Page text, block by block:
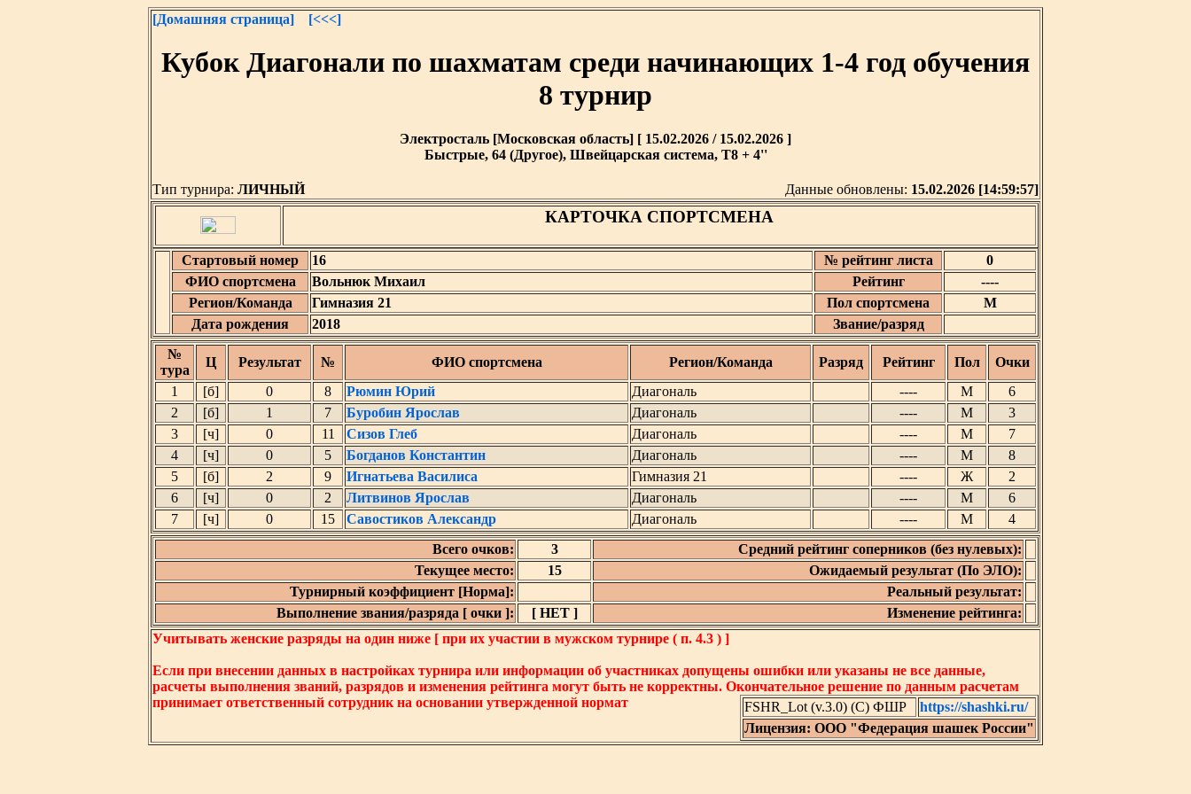
[Домашняя страница] [<<<]
Кубок Диагонали по шахматам среди начинающих 1-4 год обучения
8 турнир
Электросталь [Московская область] [ 15.02.2026 / 15.02.2026 ]
Быстрые, 64 (Другое), Швейцарская система, T8 + 4''
Тип турнира: ЛИЧНЫЙ Данные обновлены: 15.02.2026 [14:59:57]
КАРТОЧКА СПОРТСМЕНА
Стартовый номер 16 № рейтинг листа
0
ФИО спортсмена
Вольнюк Михаил Рейтинг
----
Регион/Команда
Гимназия 21 Пол спортсмена
М
Дата рождения
2018
Звание/разряд
№
тура
Ц Результат № ФИО спортсмена Регион/Команда Разряд Рейтинг Пол
Очки
1
[б] 0 8 Рюмин Юрий Диагональ ---- М
6
2
[б] 1 7 Буробин Ярослав Диагональ ---- М
3
3
[ч] 0 11 Сизов Глеб Диагональ ---- М
7
4
[ч] 0 5 Богданов Константин Диагональ ---- М
8
5
[б] 2 9 Игнатьева Василиса Гимназия 21 ---- Ж
2
6
[ч] 0 2 Литвинов Ярослав Диагональ ---- М
6
7
[ч] 0 15 Савостиков Александр Диагональ ---- М
4
Всего очков:
3
Средний рейтинг соперников (без нулевых):
Текущее место:
15
Ожидаемый результат (По ЭЛО):
Турнирный коэффициент [Норма]:
Реальный результат:
Выполнение звания/разряда [ очки ]:
[ НЕТ ]
Изменение рейтинга:
Учитывать женские разряды на один ниже [ при их участии в мужском турнире ( п. 4.3 ) ]
Если при внесении данных в настройках турнира или информации об участниках допущены ошибки или указаны не все данные,
расчеты выполнения званий, разрядов и изменения рейтинга могут быть не корректны. Окончательное решение по данным расчетам
принимает ответственный сотрудник на основании утвержденной нормат
FSHR_Lot (v.3.0) (C) ФШР
https://shashki.ru/
Лицензия: ООО "Федерация шашек России"